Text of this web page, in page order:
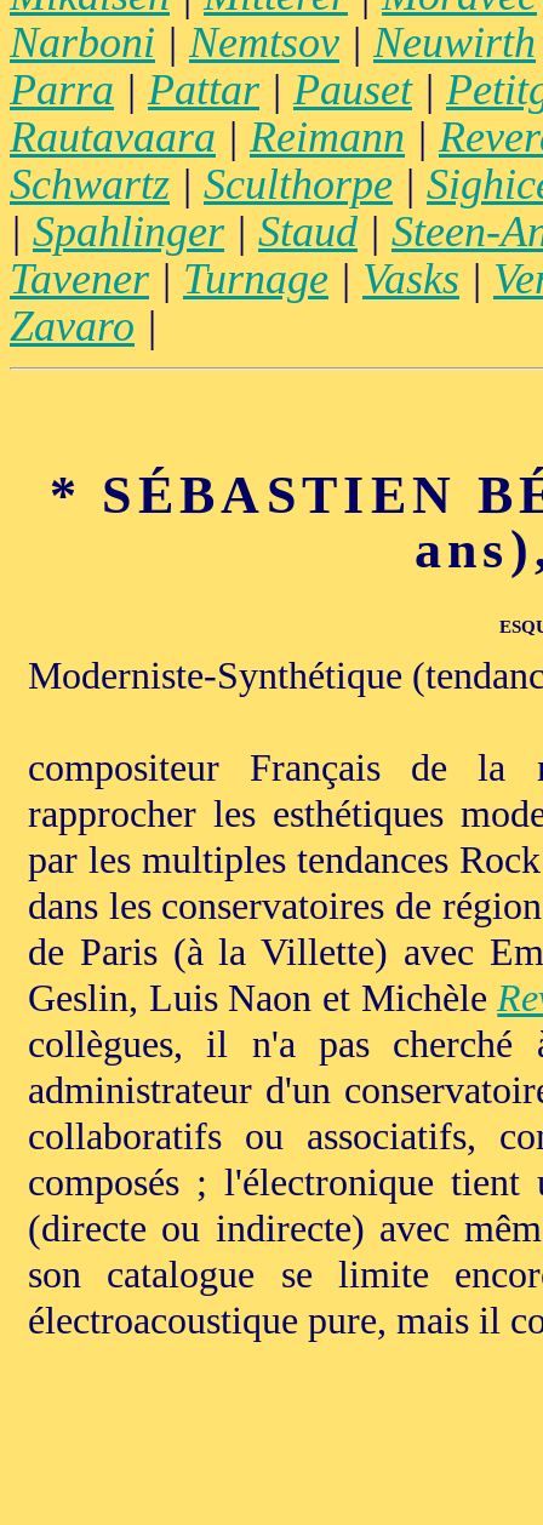
Narboni | Nemtsov | Neuwirth
Parra | Pattar | Pauset|
Rautavaara | Reimann |
Schwartz | Sculthorpe |
| Spahlinger | Staud | Steen-
Tavener | Turnage | Vasks |
Zavaro |
* SÉBASTIEN
Moderniste-Synthétique
compositeur Français de la
rapprocher les esthétiques
par les multiples tendances
dans les conservatoires de
de Paris (à la Villette) avec
Geslin, Luis Naon et Michèle
collègues, il n'a pas cherché
administrateur d'un
collaboratifs ou associatifs,
composés ; l'électronique tient
(directe ou indirecte) avec
son catalogue se limite
électroacoustique pure, mais il